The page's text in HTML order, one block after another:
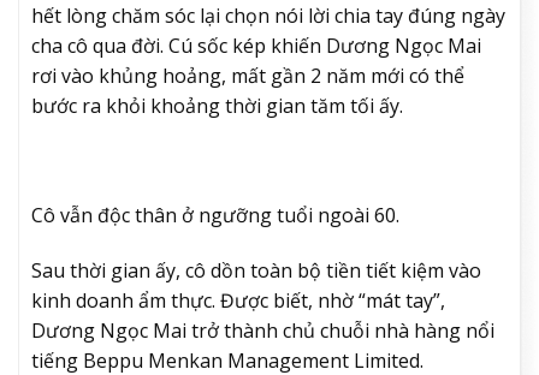
hết lòng chăm sóc lại chọn nói lời chia tay đúng ngày
cha cô qua đời. Cú sốc kép khiến Dương Ngọc Mai
rơi vào khủng hoảng, mất gần 2 năm mới có thể
bước ra khỏi khoảng thời gian tăm tối ấy.
Cô vẫn độc thân ở ngưỡng tuổi ngoài 60.
Sau thời gian ấy, cô dồn toàn bộ tiền tiết kiệm vào
kinh doanh ẩm thực. Được biết, nhờ “mát tay”,
Dương Ngọc Mai trở thành chủ chuỗi nhà hàng nổi
tiếng Beppu Menkan Management Limited.